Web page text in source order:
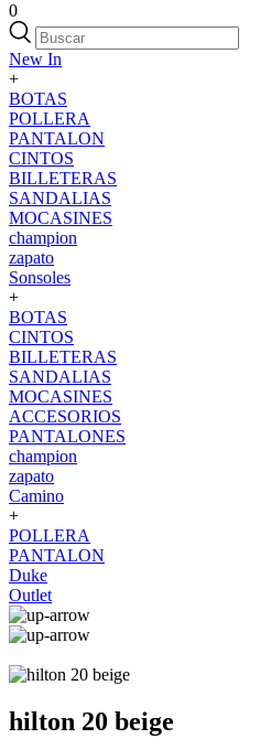
0
New In
+
BOTAS
POLLERA
PANTALON
CINTOS
BILLETERAS
SANDALIAS
MOCASINES
champion
zapato
Sonsoles
+
BOTAS
CINTOS
BILLETERAS
SANDALIAS
MOCASINES
ACCESORIOS
PANTALONES
champion
zapato
Camino
+
POLLERA
PANTALON
Duke
Outlet
hilton 20 beige